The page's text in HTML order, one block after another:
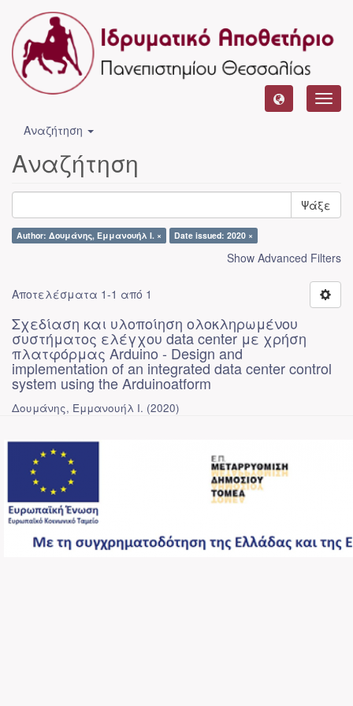
Αναζήτηση
Αναζήτηση
Ψάξε
Author: Δουμάνης, Εμμανουήλ Ι. × Date issued: 2020 ×
Show Advanced Filters
Αποτελέσματα 1-1 από 1
Σχεδίαση και υλοποίηση ολοκληρωμένου
συστήματος ελέγχου data center με χρήση
πλατφόρμας Arduino - Design and
implementation of an integrated data center control
system using the Arduinoatform
Δουμάνης, Εμμανουήλ Ι. (2020)